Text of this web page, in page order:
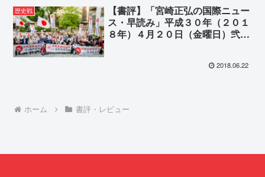
歴史戦
【書評】「宮崎正弘の国際ニュー
ス・早読み」平成３０年（２０１
８年）４月２０日（金曜日）弐通
2018.06.22
ホーム 書評・レビュー